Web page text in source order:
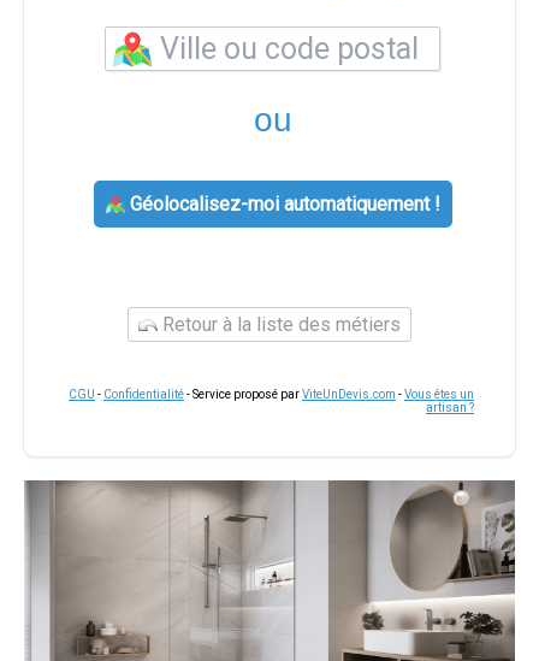
ou
Géolocalisez-moi automatiquement !
Retour à la liste des métiers
CGU - Confidentialité- Service proposé parViteUnDevis.com -Vous êtes un
artisan ?